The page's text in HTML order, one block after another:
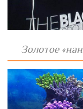
Золотое